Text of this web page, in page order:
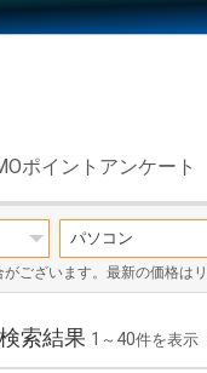
ポイントアンケート
ございます。最新の価格は
索結果 1 ～ 40件を表示